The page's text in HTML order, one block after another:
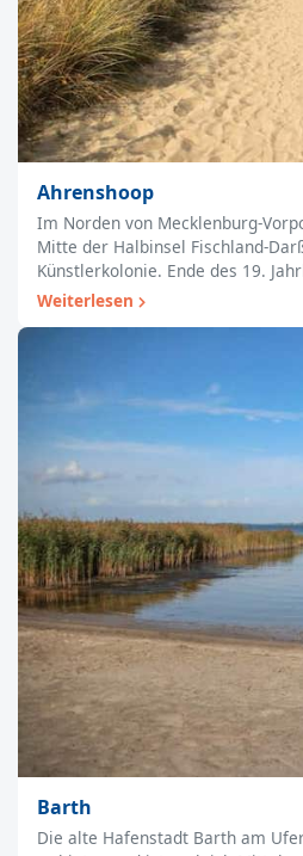
Ahrenshoop
Im Norden von Mecklenburg-
Mitte der Halbinsel Fischland-
Künstlerkolonie. Ende des 19.
Weiterlesen
Barth
Die alte Hafenstadt Barth am